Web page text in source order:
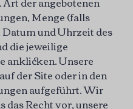
Menge (falls
und Uhrzeit des
die jeweilige
anklicken. Unsere
der Site oder in den
aufgeführt. Wir
das Recht vor, unsere